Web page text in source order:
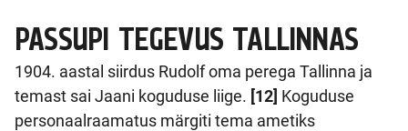
PASSUPI TEGEVUS TALLINNAS
1904. aastal siirdus Rudolf oma perega Tallinna ja
temast sai Jaani koguduse liige. [12] Koguduse
personaalraamatus märgiti tema ametiks